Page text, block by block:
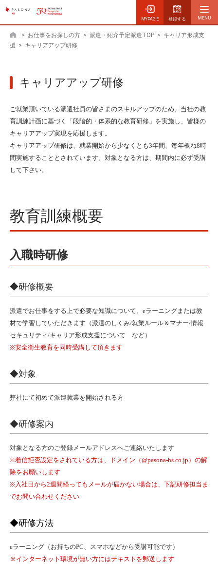
MYPAGE 登録する
ホーム
> お仕事をお探しの方 > 派遣・紹介予定派遣TOP > キャリア形成支
援 > キャリアアップ研修
キャリアアップ研修
ご就業頂いている派遣社員の皆さまのスキルアップのため、当社の教
育訓練計画に基づく「段階的・体系的な教育研修」を実施し、皆様の
キャリアアップ実現を応援します。
キャリアアップ研修は、就業開始から少なくとも3年間、毎年概ね8時
間実施することとされています。対象となる方は、期間内に必ず受講
して下さい。
教育訓練概要
入職時研修
◆研修概要
派遣でお仕事をする上で必要な知識について、eラーニングまたは教
材で学習していただきます（派遣のしくみ/就業ルール＆マナー/情報
セキュリティ/キャリア形成支援について など）
※安全衛生教育を同時受講して頂きます
◆対象
弊社にて初めて派遣就業を開始される方
◆研修案内
対象となる方のご登録メールアドレスへご連絡いたします
※着信拒否設定をされている方は、ドメイン（@pasona-hs.co.jp）の解
除をお願いします
※入社日から2週間経ってもメールが届かない場合は、下記研修担当ま
でお問い合わせください
◆研修方法
eラーニング（お持ちのPC、スマホなどから受講可能です）
※インターネット環境が無い方にはテキストを郵送します